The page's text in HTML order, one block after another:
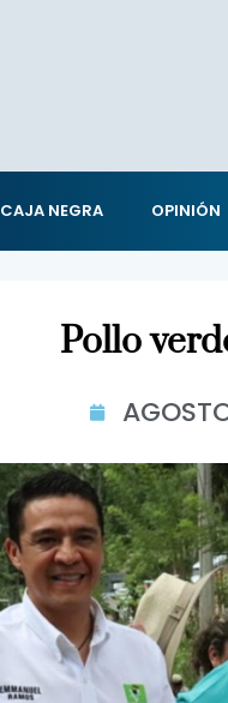
CAJA NEGRA OPINIÓN
Pollo